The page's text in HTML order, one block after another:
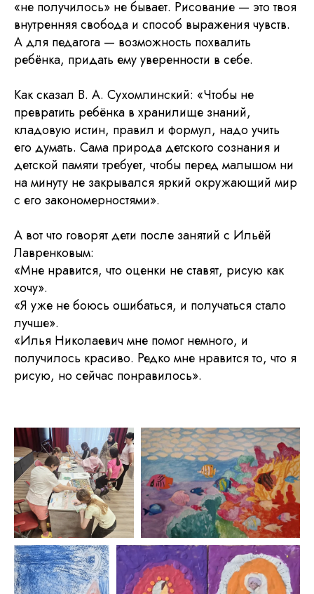
«не получилось» не бывает. Рисование — это твоя
внутренняя свобода и способ выражения чувств.
А для педагога — возможность похвалить
ребёнка, придать ему уверенности в себе.
Как сказал В. А. Сухомлинский: «Чтобы не
превратить ребёнка в хранилище знаний,
кладовую истин, правил и формул, надо учить
его думать. Сама природа детского сознания и
детской памяти требует, чтобы перед малышом ни
на минуту не закрывался яркий окружающий мир
с его закономерностями».
А вот что говорят дети после занятий с Ильёй
Лавренковым:
«Мне нравится, что оценки не ставят, рисую как
хочу».
«Я уже не боюсь ошибаться, и получаться стало
лучше».
«Илья Николаевич мне помог немного, и
получилось красиво. Редко мне нравится то, что я
рисую, но сейчас понравилось».
Подпишитесь на новости
Я хочу получать ваши рассылки
Отправить © 2026